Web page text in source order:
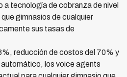
tecnología de cobranza de nivel
gimnasios de cualquier
sus tasas de
reducción de costos del 70% y
los voice agents